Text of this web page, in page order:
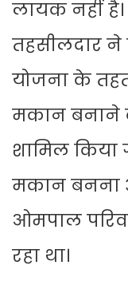
लायक नहीं है।
तहसीलदार ने
योजना के
मकान बनाने
शामिल
मकान बनना
ओमपाल
रहा था।